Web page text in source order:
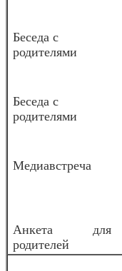
Беседа с
родителями
Беседа с
родителями
Медиавстреча
Анкета для
родителей